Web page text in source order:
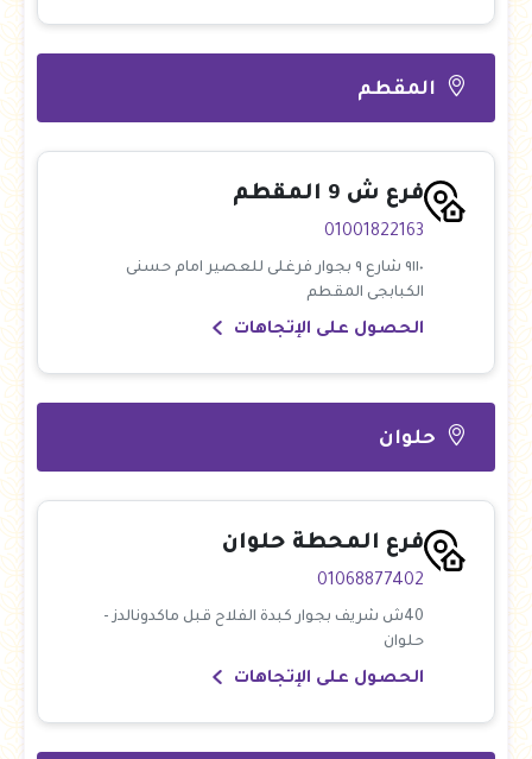
المقطم
فرع ش 9 المقطم
01001822163
٩١١٠ شارع ٩ بجوار فرغلى للعصير امام حسنى
الكبابجى المقطم
الحصول على الإتجاهات
حلوان
فرع المحطة حلوان
01068877402
40ش شريف بجوار كبدة الفلاح قبل ماكدونالدز -
حلوان
الحصول على الإتجاهات